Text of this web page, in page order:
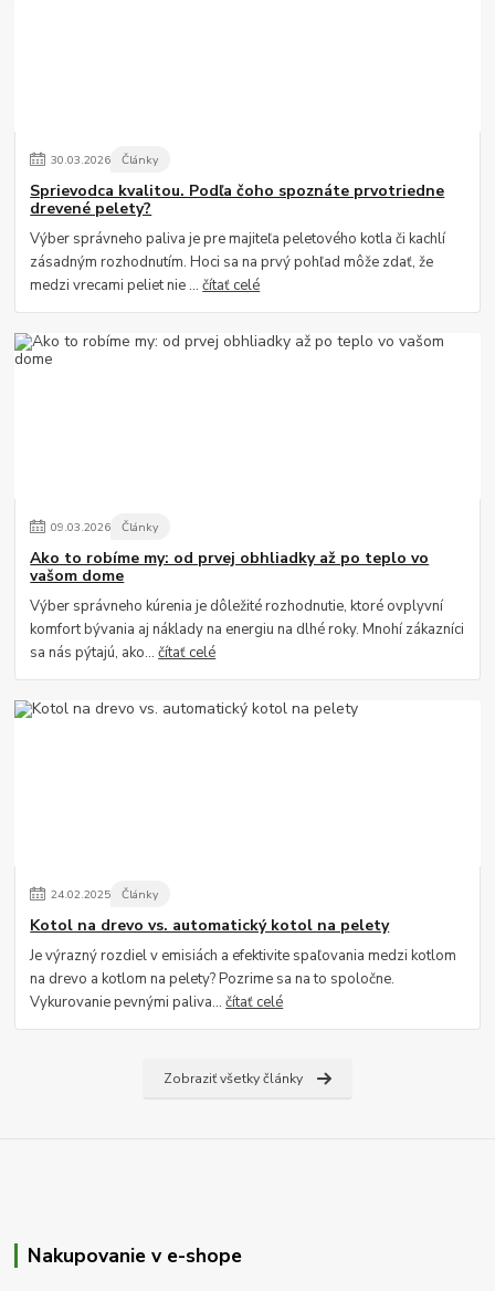
30.03.2026 Články
Sprievodca kvalitou. Podľa čoho spoznáte prvotriedne
drevené pelety?
Výber správneho paliva je pre majiteľa peletového kotla či kachlí
zásadným rozhodnutím. Hoci sa na prvý pohľad môže zdať, že
medzi vrecami peliet nie ...čítať celé
09.03.2026 Články
Ako to robíme my: od prvej obhliadky až po teplo vo
vašom dome
Výber správneho kúrenia je dôležité rozhodnutie, ktoré ovplyvní
komfort bývania aj náklady na energiu na dlhé roky. Mnohí zákazníci
sa nás pýtajú, ako...čítať celé
24.02.2025 Články
Kotol na drevo vs. automatický kotol na pelety
Je výrazný rozdiel v emisiách a efektivite spaľovania medzi kotlom
na drevo a kotlom na pelety? Pozrime sa na to spoločne.
Vykurovanie pevnými paliva...čítať celé
Zobraziť všetky články
Nakupovanie v e-shope